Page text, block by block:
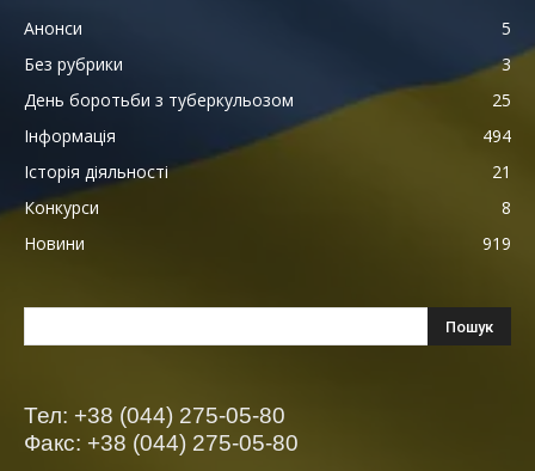
Анонси
5
Без рубрики
3
День боротьби з туберкульозом
25
Інформація
494
Історія діяльності
21
Конкурси
8
Новини
919
Тел: +38 (044) 275-05-80
Факс: +38 (044) 275-05-80